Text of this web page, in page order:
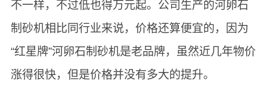
不一样，不过低也得万元起。公司生产的河卵石
制砂机相比同行业来说，价格还算便宜的，因为
“红星牌”河卵石制砂机是老品牌，虽然近几年物价
涨得很快，但是价格并没有多大的提升。